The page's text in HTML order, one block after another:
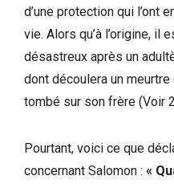
d’une protection qui l’ont
vie. Alors qu’à l’origine, il
désastreux après un
dont découlera un
tombé sur son frère (Voir
Pourtant, voici ce que
concernant Salomon : «